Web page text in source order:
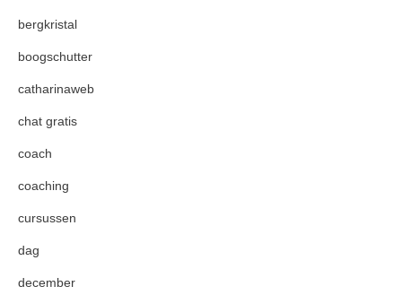
bergkristal
boogschutter
catharinaweb
chat gratis
coach
coaching
cursussen
dag
december